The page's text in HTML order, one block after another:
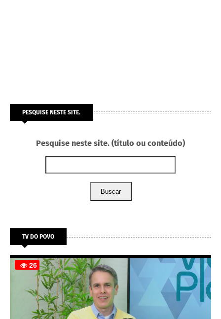
PESQUISE NESTE SITE.
Pesquise neste site. (título ou conteúdo)
Buscar
TV DO POVO